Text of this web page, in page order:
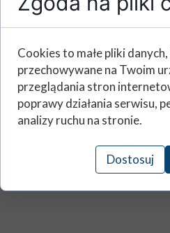
Cookies to małe pliki
przechowywane na Twoim
przeglądania stron
poprawy działania serwisu,
analizy ruchu na stronie.
Dostosuj